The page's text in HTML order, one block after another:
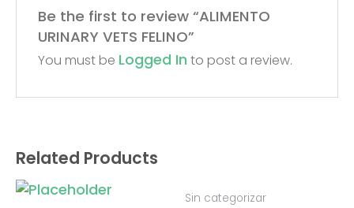
Be the first to review “ALIMENTO
URINARY VETS FELINO”
You must be Logged In to post a review.
Related Products
Sin categorizar